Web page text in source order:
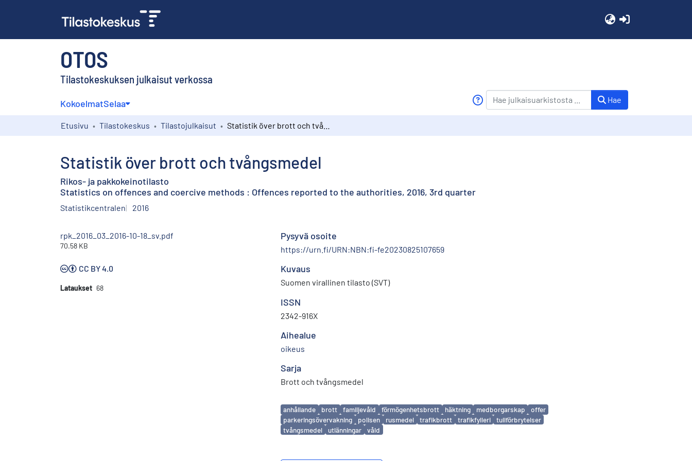
OTOS
Tilastokeskuksen julkaisut verkossa
KokoelmatSelaa Hae
Etusivu Tilastokeskus Tilastojulkaisut
Statistik över brott och tvångsmedel
Rikos- ja pakkokeinotilasto
Statistics on offences and coercive methods : Offences reported to the authorities, 2016, 3rd quarter
Statistikcentralen 2016
rpk_2016_03_2016-10-18_sv.pdf
70.58 KB
CC BY 4.0
Lataukset 68
Pysyvä osoite
https://urn.fi/URN:NBN:fi-fe20230825107659
Kuvaus
Suomen virallinen tilasto (SVT)
ISSN
2342-916X
Aihealue
oikeus
Sarja
Brott och tvångsmedel
Avainsanat
anhållande brott familjevåld förmögenhetsbrott häktning medborgarskap
offer
parkeringsövervakning
polisen rusmedel trafikbrott trafikfylleri
tullförbrytelser
tvångsmedel
utlänningar våld